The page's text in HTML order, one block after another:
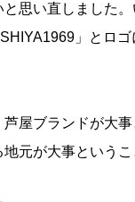
思い直しました
」とロゴ
屋ブランドが大
元が大事というこ